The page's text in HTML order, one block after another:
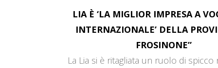
LIA È ‘LA MIGLIOR IMPRESA A
INTERNAZIONALE’ DELLA
FROSINONE”
La Lia si è ritagliata un ruolo di